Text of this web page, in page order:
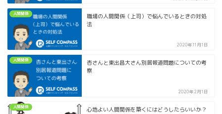
人間関係
職場の人間関係（上司）で悩んでいるときの対処
法
2020年11月1日
人間関係
杏さんと東出昌大さん別居報道問題についての考
察
2020年2月1日
人間関係 心地よい人間関係を築くにはどうしたらいいか？